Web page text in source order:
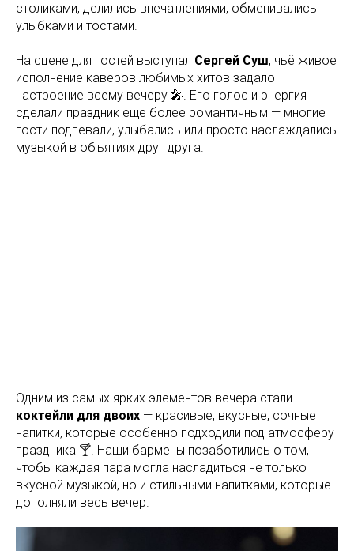
столиками, делились впечатлениями, обменивались
улыбками и тостами.
На сцене для гостей выступал Сергей Суш, чьё живое
исполнение каверов любимых хитов задало
настроение всему вечеру 🎤. Его голос и энергия
сделали праздник ещё более романтичным — многие
гости подпевали, улыбались или просто наслаждались
музыкой в объятиях друг друга.
Одним из самых ярких элементов вечера стали
коктейли для двоих — красивые, вкусные, сочные
напитки, которые особенно подходили под атмосферу
праздника 🍸. Наши бармены позаботились о том,
чтобы каждая пара могла насладиться не только
вкусной музыкой, но и стильными напитками, которые
дополняли весь вечер.